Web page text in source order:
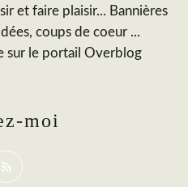
et faire plaisir... Bannières
coups de coeur ...
sur le portail Overblog
moi